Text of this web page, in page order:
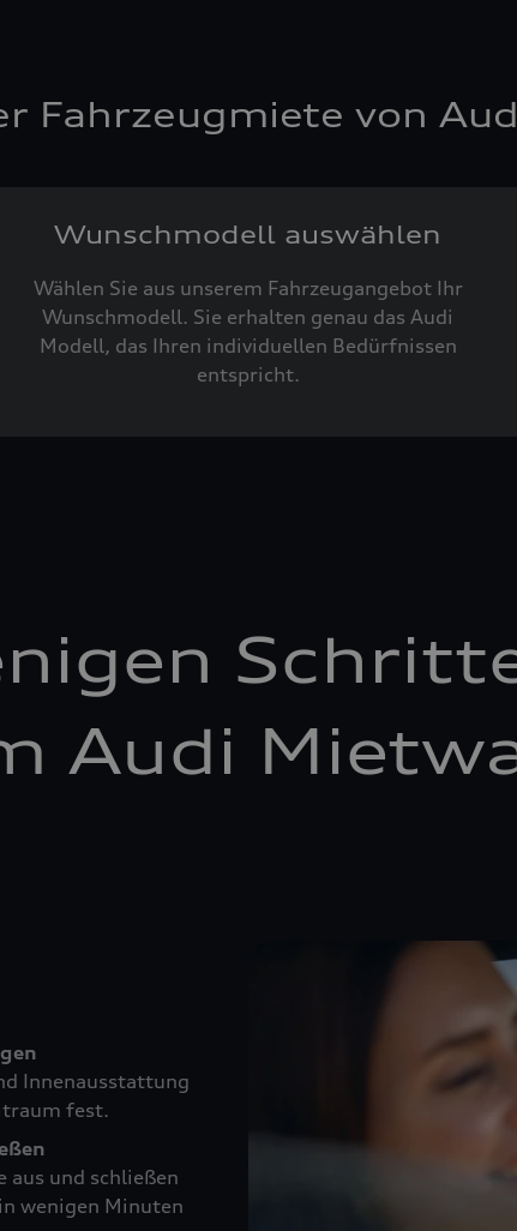
Fahrzeugmiete von
Wunschmodell auswählen
Wählen Sie aus unserem Fahrzeugangebot Ihr
Wunschmodell. Sie erhalten genau das Audi
Modell, das Ihren individuellen Bedürfnissen
entspricht.
Audi
Innenausstattung
fest.
aus und schließen
wenigen Minuten